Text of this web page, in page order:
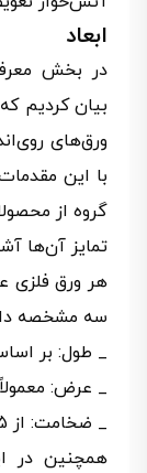
ابعاد
در بخش
بیان کردیم
ورق‌های
با این
گروه از
تمایز آن‌ها
هر ورق فلزی
سه مشخصه
_ طول: بر
_ عرض: معمولاً 100 یا 125 میلی‌متر است
_ ضخامت: از 0.25 تا 4 میلی‌متر متغیر است
همچنین در